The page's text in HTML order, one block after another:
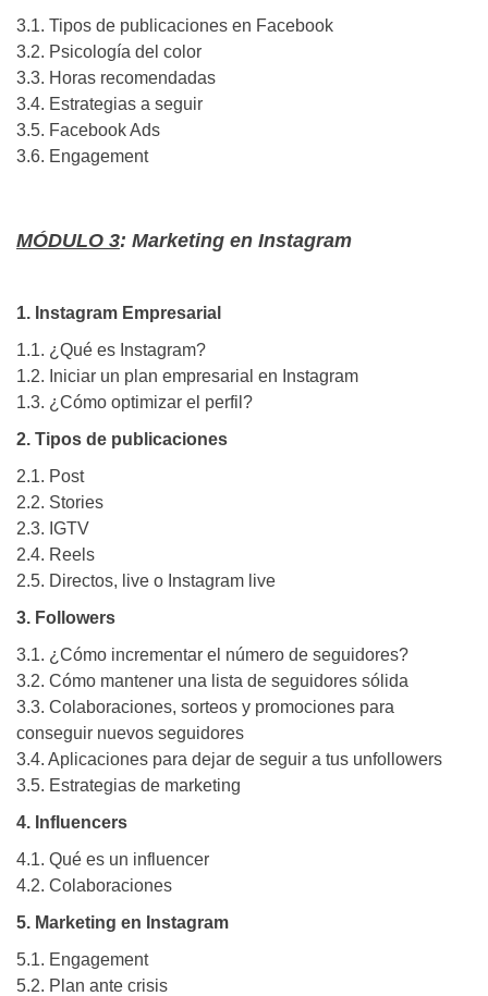
3.1. Tipos de publicaciones en Facebook
3.2. Psicología del color
3.3. Horas recomendadas
3.4. Estrategias a seguir
3.5. Facebook Ads
3.6. Engagement
MÓDULO 3: Marketing en Instagram
1. Instagram Empresarial
1.1. ¿Qué es Instagram?
1.2. Iniciar un plan empresarial en Instagram
1.3. ¿Cómo optimizar el perfil?
2. Tipos de publicaciones
2.1. Post
2.2. Stories
2.3. IGTV
2.4. Reels
2.5. Directos, live o Instagram live
3. Followers
3.1. ¿Cómo incrementar el número de seguidores?
3.2. Cómo mantener una lista de seguidores sólida
3.3. Colaboraciones, sorteos y promociones para
conseguir nuevos seguidores
3.4. Aplicaciones para dejar de seguir a tus unfollowers
3.5. Estrategias de marketing
4. Influencers
4.1. Qué es un influencer
4.2. Colaboraciones
5. Marketing en Instagram
5.1. Engagement
5.2. Plan ante crisis